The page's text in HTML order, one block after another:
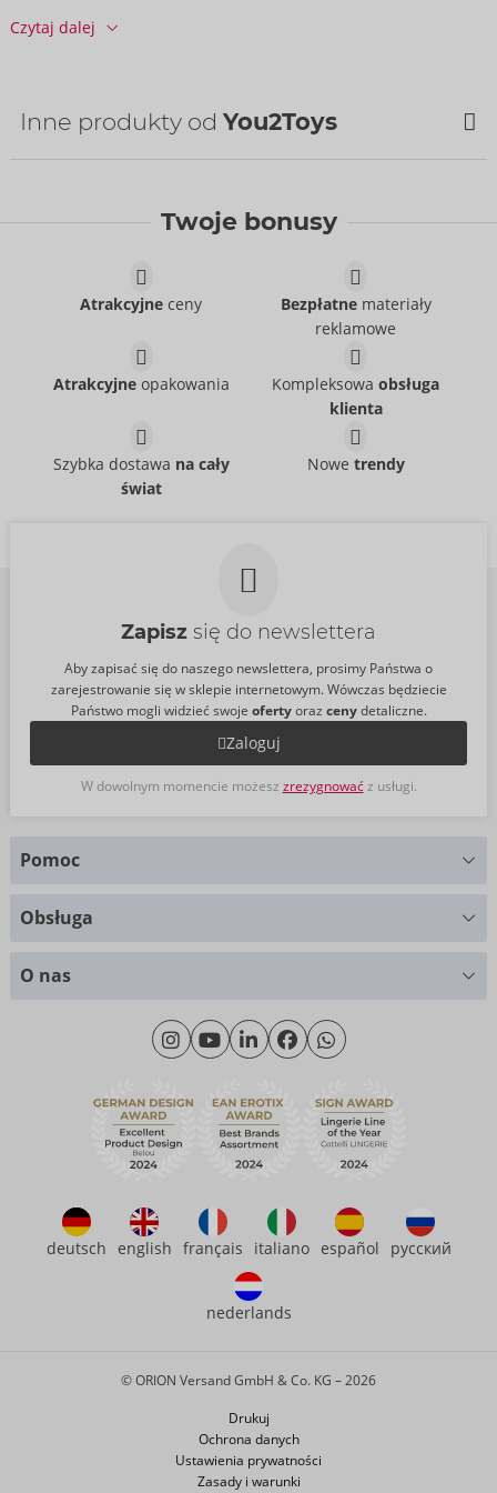
Nr art.:
50066860000
Kod kreskowy:
Dostępność
następna dostawa:44/2026
Czytaj dalej
Inne produkty od You2Toys
You2Toys- ORION Brand
Six in a Row 2.0
- ORION Brand
50069530000
Cena sugerowana:
Twoje bonusy
Atrakcyjne ceny Bezpłatnemateriały
reklamowe
Atrakcyjneopakowania Kompleksowaobsługa
klienta
Szybka dostawa na cały
świat
Nowe trendy
Zapisz się do newslettera
Aby zapisać się do naszego newslettera, prosimy Państwa o
zarejestrowanie się w sklepie internetowym. Wówczas będziecie
Państwo mogli widzieć swoje ofertyoraz cenydetaliczne.
Zaloguj
W dowolnym momencie możesz zrezygnowaćz usługi.
Pomoc
Poniedziałek - Czwartek: 09.00 - 16.00
Piątek: 09.00 - 15.00
Kontakt
Często zadawane pytania (FAQ)
Obsługa
O nas
O nas
Zrównoważony rozwój
eroFame
deutsch english français italiano español русский
nederlands
Drukuj
Ochrona danych
Ustawienia prywatności
Zasady i warunki
© ORION Versand GmbH & Co. KG – 2026